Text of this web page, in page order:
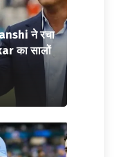
ने रचा
का सालों